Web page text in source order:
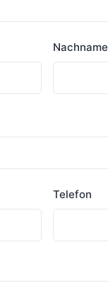
Nachname
Telefon